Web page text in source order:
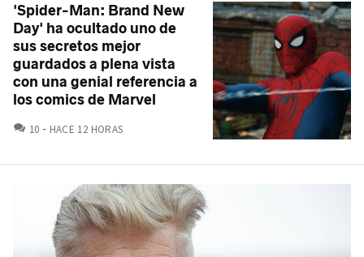
'Spider-Man: Brand New
Day' ha ocultado uno de
sus secretos mejor
guardados a plena vista
con una genial referencia a
los comics de Marvel
10 COMENTARIOS
HACE 12 HORAS